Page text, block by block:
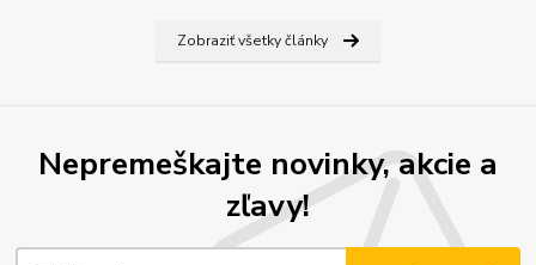
Zobraziť všetky články
Nepremeškajte novinky, akcie a
zľavy!